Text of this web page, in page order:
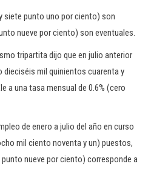
siete punto uno por ciento) son
nueve por ciento) son eventuales.
tripartita dijo que en julio anterior
dieciséis mil quinientos cuarenta y
a una tasa mensual de 0.6% (cero
de enero a julio del año en curso
mil ciento noventa y un) puestos,
nueve por ciento) corresponde a